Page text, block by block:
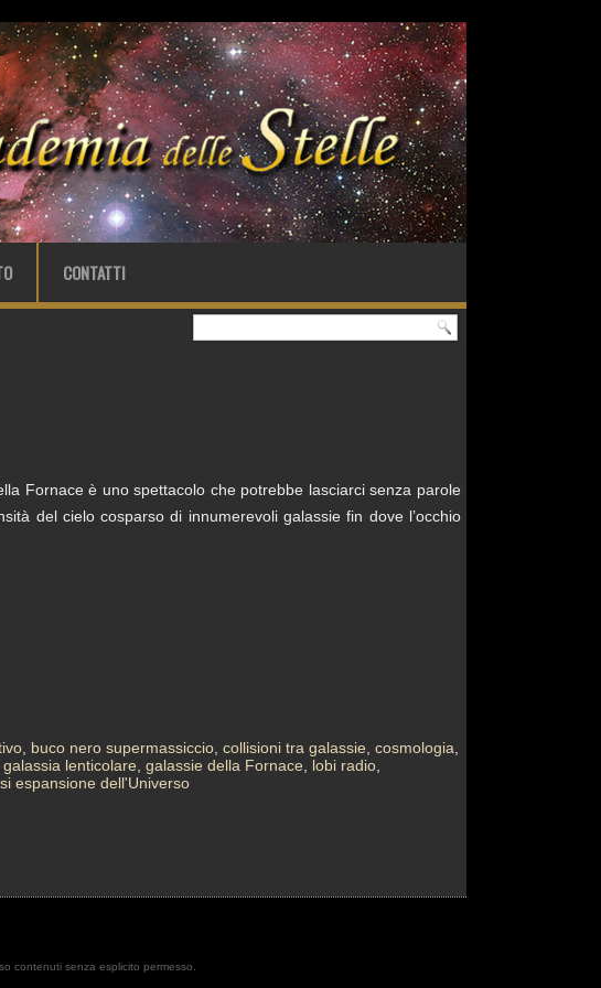
CONTATTI
Fornace è uno spettacolo che potrebbe lasciarci senza parole
del cielo cosparso di innumerevoli galassie fin dove l’occhio
, buco nero supermassiccio, collisioni tra galassie, cosmologia,
galassia lenticolare, galassie della Fornace, lobi radio,
espansione dell'Universo
contenuti senza esplicito permesso.